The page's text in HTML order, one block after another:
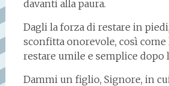
davanti alla paura.
Dagli la forza di restare in
sconfitta onorevole, così come
restare umile e semplice dopo
Dammi un figlio, Signore, in